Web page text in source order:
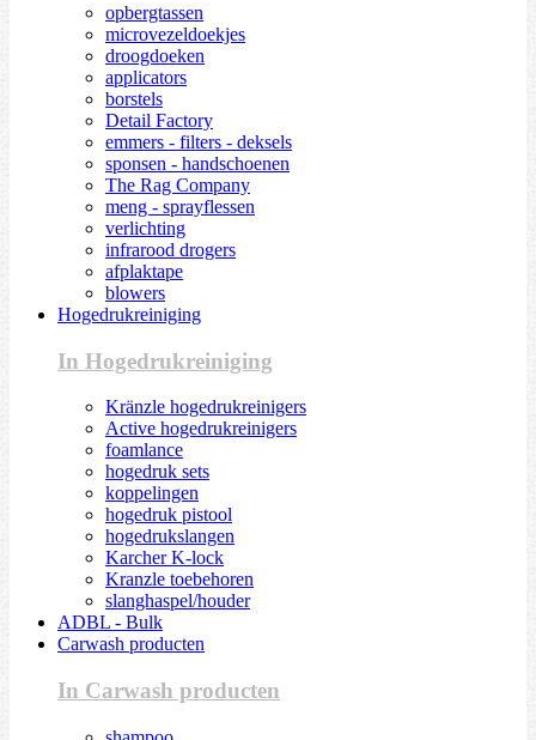
opbergtassen
microvezeldoekjes
droogdoeken
applicators
borstels
Detail Factory
emmers - filters - deksels
sponsen - handschoenen
The Rag Company
meng - sprayflessen
verlichting
infrarood drogers
afplaktape
blowers
Hogedrukreiniging
In Hogedrukreiniging
Kränzle hogedrukreinigers
Active hogedrukreinigers
foamlance
hogedruk sets
koppelingen
hogedruk pistool
hogedrukslangen
Karcher K-lock
Kranzle toebehoren
slanghaspel/houder
ADBL - Bulk
Carwash producten
In Carwash producten